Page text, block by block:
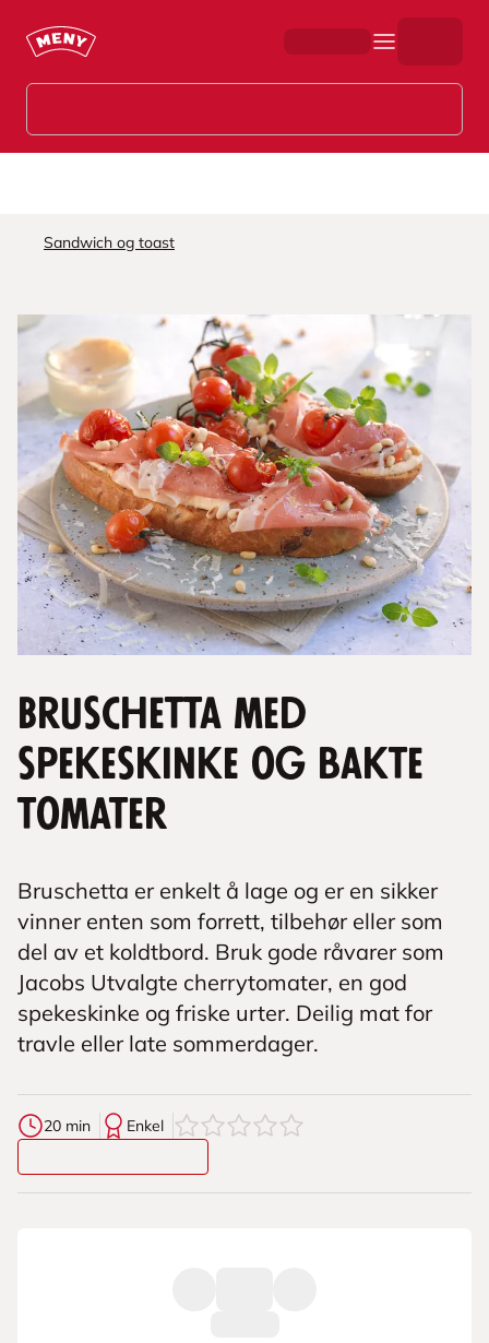
Sandwich og toast
Bruschetta med
spekeskinke og bakte
tomater
Bruschetta er enkelt å lage og er en sikker
vinner enten som forrett, tilbehør eller som
del av et koldtbord. Bruk gode råvarer som
Jacobs Utvalgte cherrytomater, en god
spekeskinke og friske urter. Deilig mat for
travle eller late sommerdager.
20 min Enkel 0av5stjerner